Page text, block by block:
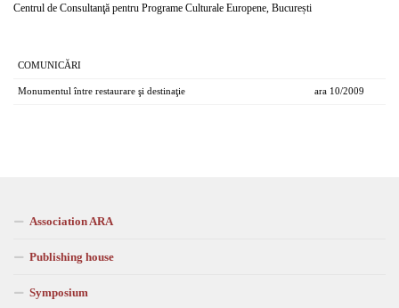
Centrul de Consultanţă pentru Programe Culturale Europene, București
COMUNICĂRI
Monumentul între restaurare şi destinaţie ara 10/2009
Association ARA
Publishing house
Symposium